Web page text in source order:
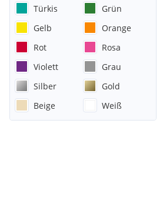
Türkis
Grün
Gelb
Orange
Rot
Rosa
Violett
Grau
Silber
Gold
Beige
Weiß